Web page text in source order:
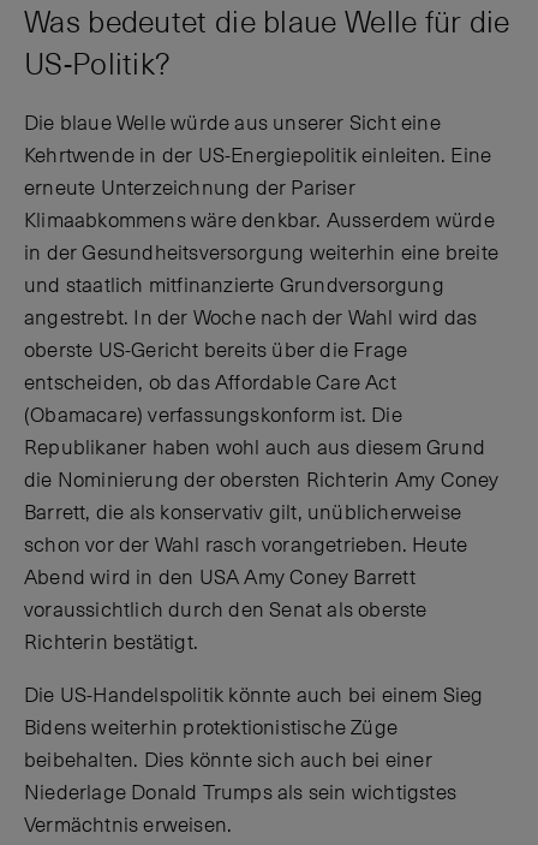
Was bedeutet die blaue Welle für die
US-Politik?
Die blaue Welle würde aus unserer Sicht eine
Kehrtwende in der US-Energiepolitik einleiten. Eine
erneute Unterzeichnung der Pariser
Klimaabkommens wäre denkbar. Ausserdem würde
in der Gesundheitsversorgung weiterhin eine breite
und staatlich mitfinanzierte Grundversorgung
angestrebt. In der Woche nach der Wahl wird das
oberste US-Gericht bereits über die Frage
entscheiden, ob das Affordable Care Act
(Obamacare) verfassungskonform ist. Die
Republikaner haben wohl auch aus diesem Grund
die Nominierung der obersten Richterin Amy Coney
Barrett, die als konservativ gilt, unüblicherweise
schon vor der Wahl rasch vorangetrieben. Heute
Abend wird in den USA Amy Coney Barrett
voraussichtlich durch den Senat als oberste
Richterin bestätigt.
Die US-Handelspolitik könnte auch bei einem Sieg
Bidens weiterhin protektionistische Züge
beibehalten. Dies könnte sich auch bei einer
Niederlage Donald Trumps als sein wichtigstes
Vermächtnis erweisen.